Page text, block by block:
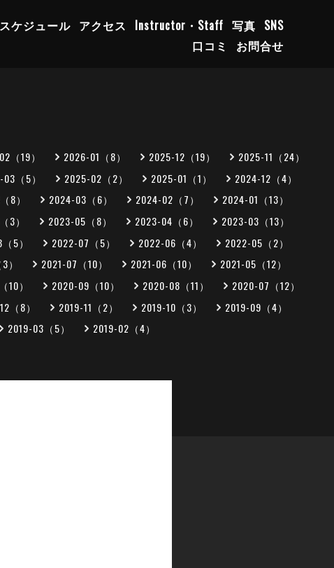
スケジュール アクセス Instructor・Staff 写真 SNS
口コミ
お問合せ
（19） 2026-01（8） 2025-12（19）
2025-11（24）
（5） 2025-02（2） 2025-01（1）
2024-12（4）
8） 2024-03（6） 2024-02（7）
2024-01（13）
3） 2023-05（8） 2023-04（6）
2023-03（13）
5） 2022-07（5） 2022-06（4）
2022-05（2）
） 2021-07（10） 2021-06（10）
2021-05（12）
10） 2020-09（10） 2020-08（11）
2020-07（12）
（8） 2019-11（2） 2019-10（3）
2019-09（4）
2019-03（5） 2019-02（4）